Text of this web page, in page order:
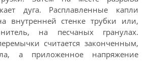
дуга. Расплавленные капли
внутренней стенке трубки или,
на песчаных гранулах.
считается законченным,
а приложенное напряжение